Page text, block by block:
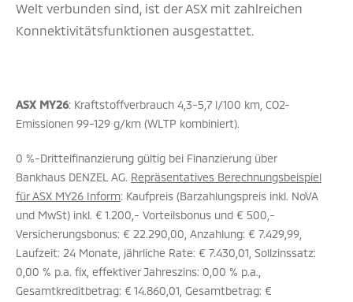
Welt verbunden sind, ist der ASX mit zahlreichen
Konnektivitätsfunktionen ausgestattet.
ASX MY26: Kraftstoffverbrauch 4,3-5,7 l/100 km, CO2-
Emissionen 99-129 g/km (WLTP kombiniert).
0 %-Drittelfinanzierung gültig bei Finanzierung über
Bankhaus DENZEL AG. Repräsentatives Berechnungsbeispiel
für ASX MY26 Inform: Kaufpreis (Barzahlungspreis inkl. NoVA
und MwSt) inkl. € 1.200,- Vorteilsbonus und € 500,-
Versicherungsbonus: € 22.290,00, Anzahlung: € 7.429,99,
Laufzeit: 24 Monate, jährliche Rate: € 7.430,01, Sollzinssatz:
0,00 % p.a. fix, effektiver Jahreszins: 0,00 % p.a.,
Gesamtkreditbetrag: € 14.860,01, Gesamtbetrag: €